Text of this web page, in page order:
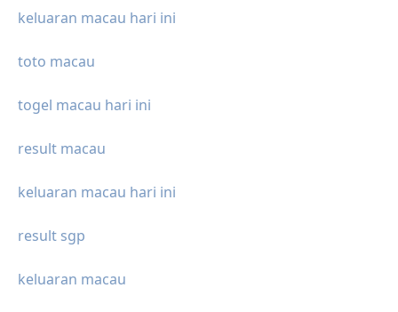
keluaran macau hari ini
toto macau
togel macau hari ini
result macau
keluaran macau hari ini
result sgp
keluaran macau